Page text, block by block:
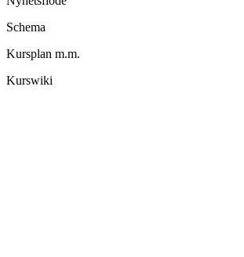
Schema
Kursplan m.m.
Kurswiki